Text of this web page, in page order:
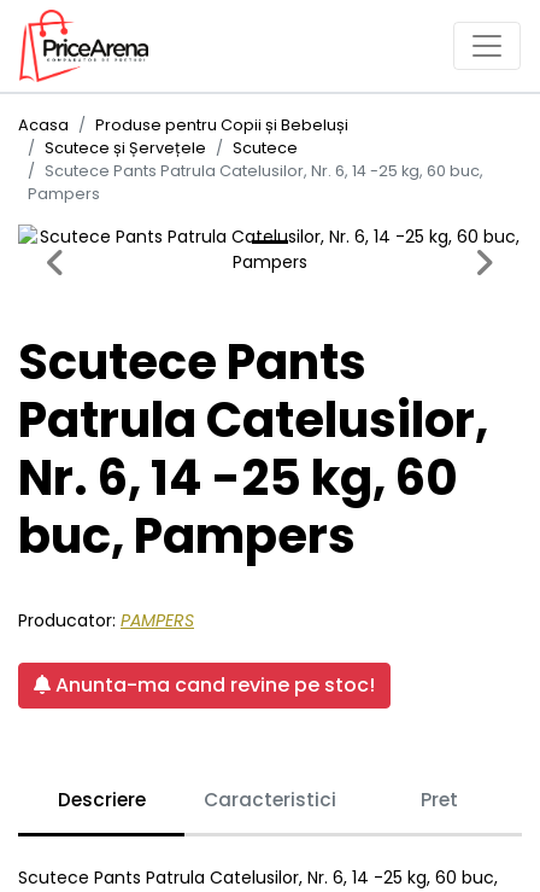
Acasa
Produse pentru Copii și Bebeluși
Scutece și Șervețele
Scutece
Scutece Pants Patrula Catelusilor, Nr. 6, 14 -25 kg, 60 buc,
Pampers
Previous Next
Scutece Pants
Patrula Catelusilor,
Nr. 6, 14 -25 kg, 60
buc, Pampers
Producator: PAMPERS
Anunta-ma cand revine pe stoc!
Descriere Caracteristici Pret
Scutece Pants Patrula Catelusilor, Nr. 6, 14 -25 kg, 60 buc,